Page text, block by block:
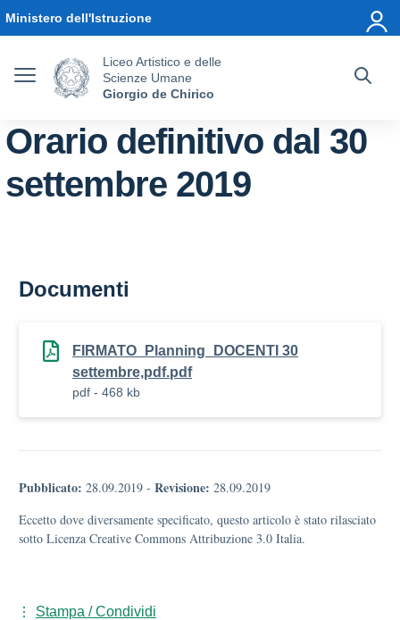
Ministero dell'Istruzione
Liceo Artistico e delle
Scienze Umane
Giorgio de Chirico
Orario definitivo dal 30
settembre 2019
Documenti
FIRMATO_Planning_DOCENTI 30
settembre,pdf.pdf
pdf - 468 kb
Pubblicato: 28.09.2019 - Revisione: 28.09.2019
Eccetto dove diversamente specificato, questo articolo è stato rilasciato
sotto Licenza Creative Commons Attribuzione 3.0 Italia.
Stampa / Condividi